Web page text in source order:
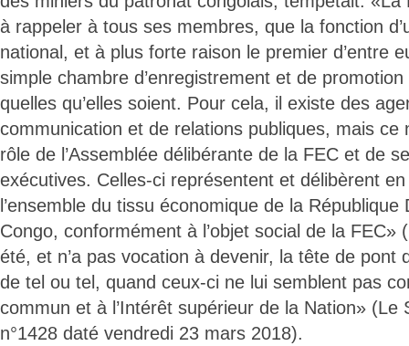
à rappeler à tous ses membres, que la fonction
national, et à plus forte raison le premier d’entre
simple chambre d’enregistrement et de
quelles qu’elles soient. Pour cela, il existe des
communication et de relations publiques, mais ce
rôle de l’Assemblée délibérante de la FEC et de
exécutives. Celles-ci représentent et délibèrent
l’ensemble du tissu économique de la
Congo, conformément à l’objet social de la FEC»
été, et n’a pas vocation à devenir, la tête de pont
de tel ou tel, quand ceux-ci ne lui semblent pas
commun et à l’Intérêt supérieur de la Nation» (Le
n°1428 daté vendredi 23 mars 2018).